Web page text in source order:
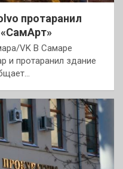
протаранил
«СамАрт»
VK В Самаре
и протаранил здание